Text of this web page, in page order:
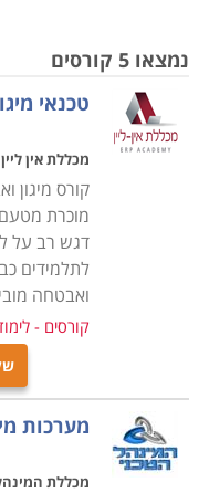
במערכת המיגון או
האינטרקום, התקנה
התיאורטי יועברו
בכל מערכת באופן
הלימודים בקורס
המקצועות המובילים
או בית פרטי קיימת
חדירה של פורצים,
את כוחות האבטחה
הקורס אינו דורש כל
כשישה חודשים, ביום
נמצאו 5 קורסים
טכנאי
מכללת אין ליין
קורס מיגון
מוכרת
דגש רב על
לתלמידים
ואבטחה
קורסים -
מערכות
מכללת